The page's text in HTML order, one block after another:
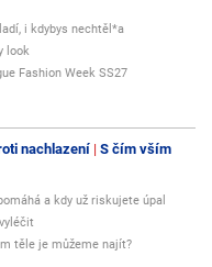
i kdybys nechtěl*a
look
Fashion Week SS27
nachlazení S čím vším
a kdy už riskujete úpal
těle je můžeme najít?